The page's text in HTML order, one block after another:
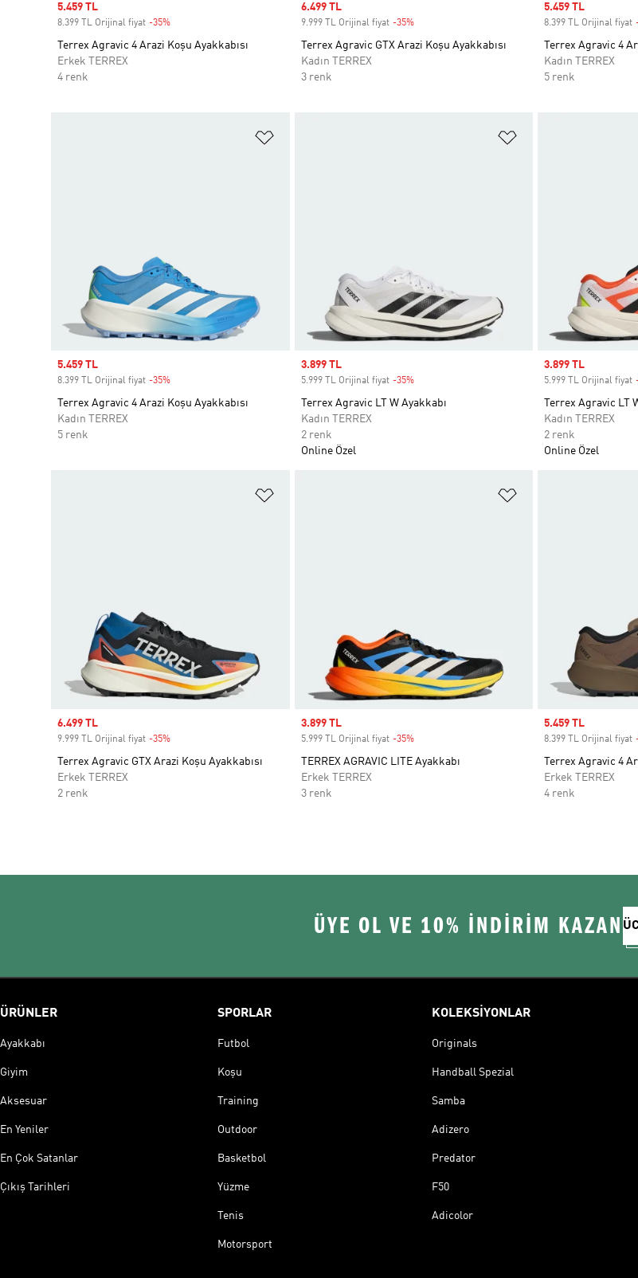
Sale price
5.459 TL
8.399 TL Orijinal fiyat -35%
Terrex Agravic 4 Arazi Koşu Ayakkabısı
Erkek TERREX
4 renk
Sale price
6.499 TL
9.999 TL Orijinal fiyat -35%Discount
Terrex Agravic GTX Arazi Koşu Ayakkabısı
Kadın TERREX
3 renk
Sale price
5.459 TL
8.399 TL Orijinal fiyat
Terrex Agravic 4
Kadın TERREX
5 renk
Sale price
5.459 TL
8.399 TL Orijinal fiyat -35%
Terrex Agravic 4 Arazi Koşu Ayakkabısı
Kadın TERREX
5 renk
Sale price
3.899 TL
5.999 TL Orijinal fiyat -35%Discount
Terrex Agravic LT W Ayakkabı
Kadın TERREX
2 renk
Online Özel
Sale price
3.899 TL
5.999 TL Orijinal fiyat
Terrex Agravic LT
Kadın TERREX
2 renk
Online Özel
Sale price
6.499 TL
9.999 TL Orijinal fiyat -35%
Terrex Agravic GTX Arazi Koşu Ayakkabısı
Erkek TERREX
2 renk
Sale price
3.899 TL
5.999 TL Orijinal fiyat -35%Discount
TERREX AGRAVIC LITE Ayakkabı
Erkek TERREX
3 renk
Sale price
5.459 TL
8.399 TL Orijinal fiyat
Terrex Agravic 4
Erkek TERREX
4 renk
ÜYE OL VE 10% İNDİRİM KAZAN
ÜRÜNLER
Ayakkabı
Giyim
Aksesuar
En Yeniler
En Çok Satanlar
Çıkış Tarihleri
SPORLAR
Futbol
Koşu
Training
Outdoor
Basketbol
Yüzme
Tenis
Motorsport
KOLEKSİYONLAR
Originals
Handball Spezial
Samba
Adizero
Predator
F50
Adicolor